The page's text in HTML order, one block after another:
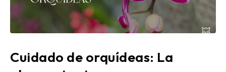
Cuidado de orquídeas: La